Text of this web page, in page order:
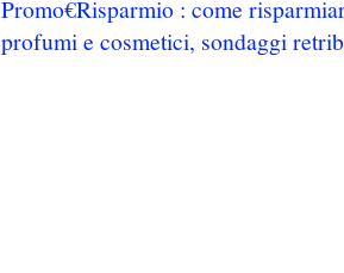
Promo€Risparmio : come
profumi e cosmetici, sondaggi